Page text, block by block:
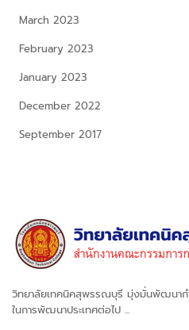
March 2023
February 2023
January 2023
December 2022
September 2017
วิทยาลัยเทคนิคสุพรรณบุรี มุ่งมั่นพัฒนาก
ในการพัฒนาประเทศต่อไป ...